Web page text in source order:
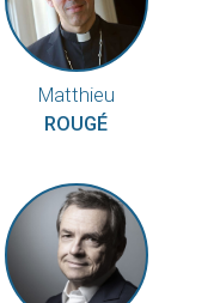
Matthieu
ROUGÉ